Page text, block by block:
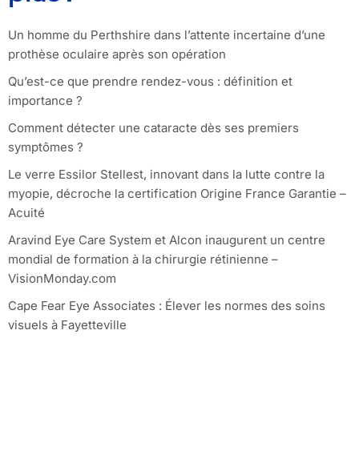
Un homme du Perthshire dans l’attente incertaine d’une
prothèse oculaire après son opération
Qu’est-ce que prendre rendez-vous : définition et
importance ?
Comment détecter une cataracte dès ses premiers
symptômes ?
Le verre Essilor Stellest, innovant dans la lutte contre la
myopie, décroche la certification Origine France Garantie –
Acuité
Aravind Eye Care System et Alcon inaugurent un centre
mondial de formation à la chirurgie rétinienne –
VisionMonday.com
Cape Fear Eye Associates : Élever les normes des soins
visuels à Fayetteville